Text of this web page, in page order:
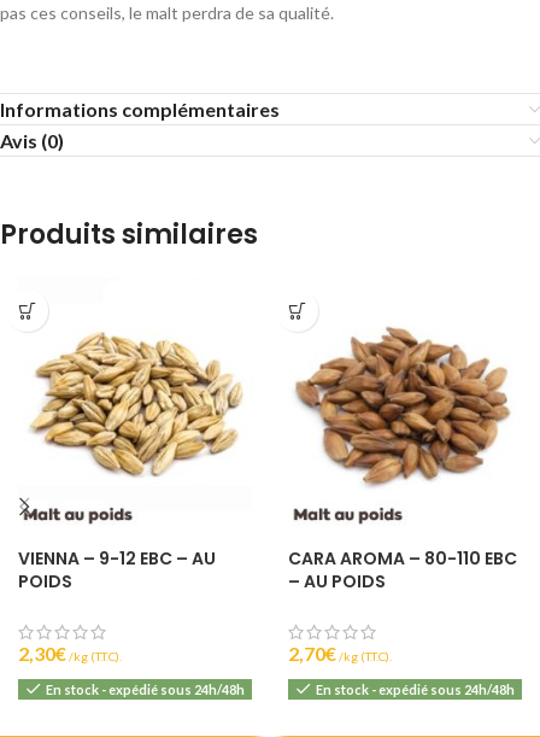
pas ces conseils, le malt perdra de sa qualité.
Informations complémentaires
Avis (0)
Produits similaires
VIENNA – 9-12 EBC – AU
POIDS
2,30€ (T.T.C).
En stock - expédié sous 24h/48h
CARA AROMA – 80-110 EBC
– AU POIDS
2,70€ (T.T.C).
En stock - expédié sous 24h/48h